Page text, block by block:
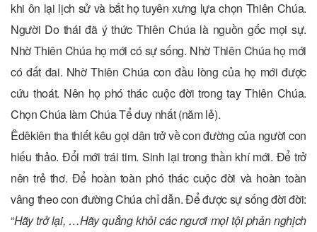
khi ôn lại lịch sử và bắt họ tuyên xưng lựa chọn Thiên Chúa.
Người Do thái đã ý thức Thiên Chúa là nguồn gốc mọi sự.
Nhờ Thiên Chúa họ mới có sự sống. Nhờ Thiên Chúa họ mới
có đất đai. Nhờ Thiên Chúa con đầu lòng của họ mới được
cứu thoát. Nên họ phó thác cuộc đời trong tay Thiên Chúa.
Chọn Chúa làm Chúa Tể duy nhất (năm lẻ).
Êdêkiên tha thiết kêu gọi dân trở về con đường của người con
hiếu thảo. Đổi mới trái tim. Sinh lại trong thần khí mới. Để trở
nên trẻ thơ. Để hoàn toàn phó thác cuộc đời và hoàn toàn
vâng theo con đường Chúa chỉ dẫn. Để được sự sống đời đời:
“Hãy trở lại, …Hãy quẳng khỏi các ngươi mọi tội phản nghịch